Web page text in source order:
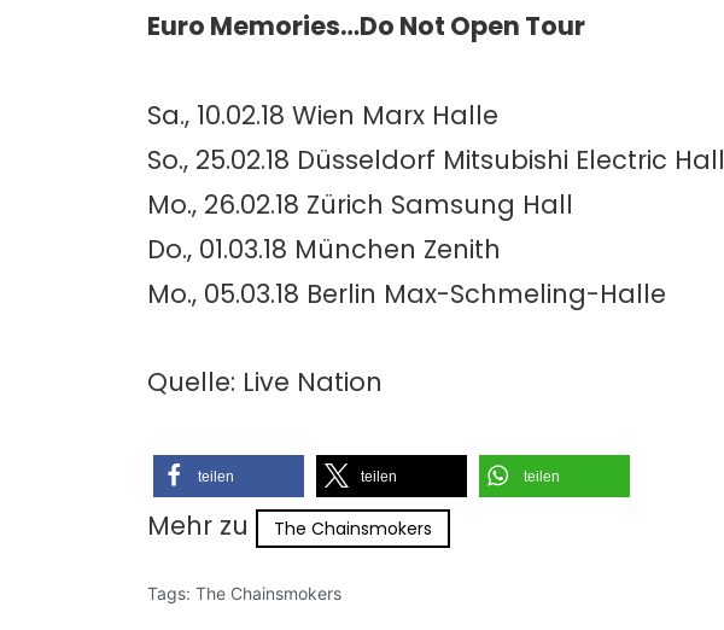
Euro Memories…Do Not Open Tour
Sa., 10.02.18 Wien Marx Halle
So., 25.02.18 Düsseldorf Mitsubishi Electric Hall
Mo., 26.02.18 Zürich Samsung Hall
Do., 01.03.18 München Zenith
Mo., 05.03.18 Berlin Max-Schmeling-Halle
Quelle: Live Nation
teilen teilen teilen
Mehr zu The Chainsmokers
Tags: The Chainsmokers